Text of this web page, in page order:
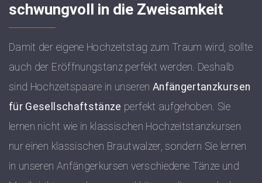
schwungvoll in die Zweisamkeit
Damit der eigene Hochzeitstag zum Traum wird, sollte
auch der Eröffnungstanz perfekt werden. Deshalb
sind Hochzeitspaare in unseren Anfängertanzkursen
für Gesellschaftstänze perfekt aufgehoben. Sie
lernen nicht wie in klassischen Hochzeitstanzkursen
nur einen klassischen Brautwalzer, sondern Sie lernen
in unseren Anfängerkursen verschiedene Tänze und